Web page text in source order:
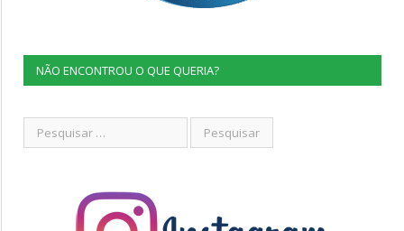
NÃO ENCONTROU O QUE QUERIA?